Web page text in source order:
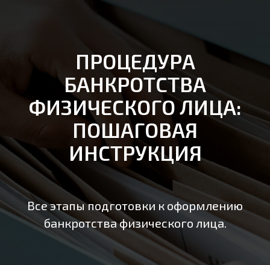
ПРОЦЕДУРА
БАНКРОТСТВА
ФИЗИЧЕСКОГО ЛИЦА:
ПОШАГОВАЯ
ИНСТРУКЦИЯ
Все этапы подготовки к оформлению
банкротства физического лица.